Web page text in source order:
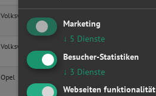
Volkswagen
Plus
Volkswagen
Plus
Opel Astra F Lim Basis
Marketing
↓ 5 Dienste
Besucher-Statistiken
↓ 3 Dienste
Webseiten funktionalität